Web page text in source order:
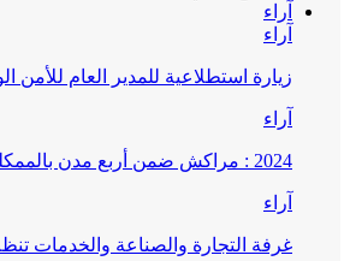
آراء
آراء
زيارة استطلاعية للمدير العام للأمن
آراء
2024 : مراكش ضمن أربع مدن بالممكلة سجلت مامجموعه 656 قضية تتعلق بغسيل الأموال
آراء
غرفة التجارة والصناعة والخدمات